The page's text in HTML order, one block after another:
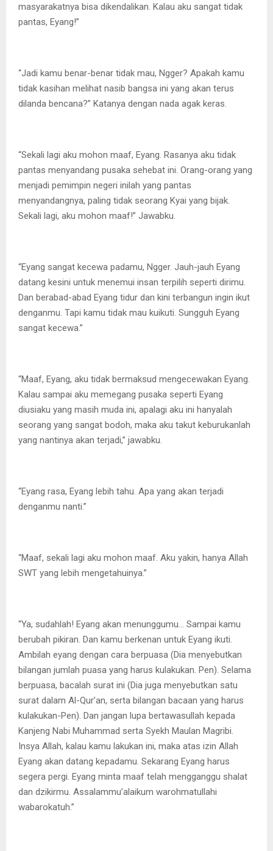
masyarakatnya bisa dikendalikan. Kalau aku sangat tidak
pantas, Eyang!”
“Jadi kamu benar-benar tidak mau, Ngger? Apakah kamu
tidak kasihan melihat nasib bangsa ini yang akan terus
dilanda bencana?” Katanya dengan nada agak keras.
“Sekali lagi aku mohon maaf, Eyang. Rasanya aku tidak
pantas menyandang pusaka sehebat ini. Orang-orang yang
menjadi pemimpin negeri inilah yang pantas
menyandangnya, paling tidak seorang Kyai yang bijak.
Sekali lagi, aku mohon maaf!” Jawabku.
“Eyang sangat kecewa padamu, Ngger. Jauh-jauh Eyang
datang kesini untuk menemui insan terpilih seperti dirimu.
Dan berabad-abad Eyang tidur dan kini terbangun ingin ikut
denganmu. Tapi kamu tidak mau kuikuti. Sungguh Eyang
sangat kecewa.”
“Maaf, Eyang, aku tidak bermaksud mengecewakan Eyang.
Kalau sampai aku memegang pusaka seperti Eyang
diusiaku yang masih muda ini, apalagi aku ini hanyalah
seorang yang sangat bodoh, maka aku takut keburukanlah
yang nantinya akan terjadi,” jawabku.
“Eyang rasa, Eyang lebih tahu. Apa yang akan terjadi
denganmu nanti.”
“Maaf, sekali lagi aku mohon maaf. Aku yakin, hanya Allah
SWT yang lebih mengetahuinya.”
“Ya, sudahlah! Eyang akan menunggumu… Sampai kamu
berubah pikiran. Dan kamu berkenan untuk Eyang ikuti.
Ambilah eyang dengan cara berpuasa (Dia menyebutkan
bilangan jumlah puasa yang harus kulakukan. Pen). Selama
berpuasa, bacalah surat ini (Dia juga menyebutkan satu
surat dalam Al-Qur’an, serta bilangan bacaan yang harus
kulakukan-Pen). Dan jangan lupa bertawasullah kepada
Kanjeng Nabi Muhammad serta Syekh Maulan Magribi.
Insya Allah, kalau kamu lakukan ini, maka atas izin Allah
Eyang akan datang kepadamu. Sekarang Eyang harus
segera pergi. Eyang minta maaf telah mengganggu shalat
dan dzikirmu. Assalammu’alaikum warohmatullahi
wabarokatuh.”